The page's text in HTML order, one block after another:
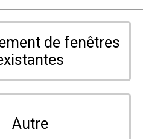
de fenêtres
Autre